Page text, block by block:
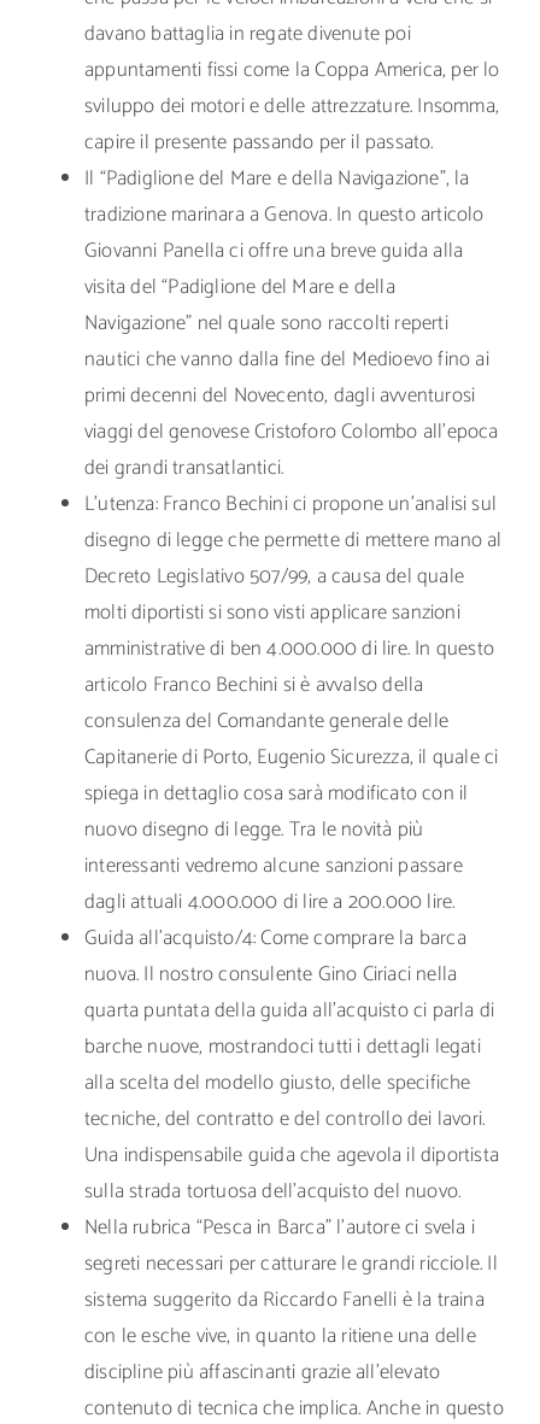
davano battaglia in regate divenute poi
appuntamenti fissi come la Coppa America, per lo
sviluppo dei motori e delle attrezzature. Insomma,
capire il presente passando per il passato.
Il “Padiglione del Mare e della Navigazione”, la
tradizione marinara a Genova. In questo articolo
Giovanni Panella ci offre una breve guida alla
visita del “Padiglione del Mare e della
Navigazione” nel quale sono raccolti reperti
nautici che vanno dalla fine del Medioevo fino ai
primi decenni del Novecento, dagli avventurosi
viaggi del genovese Cristoforo Colombo all’epoca
dei grandi transatlantici.
L’utenza: Franco Bechini ci propone un’analisi sul
disegno di legge che permette di mettere mano al
Decreto Legislativo 507/99, a causa del quale
molti diportisti si sono visti applicare sanzioni
amministrative di ben 4.000.000 di lire. In questo
articolo Franco Bechini si è avvalso della
consulenza del Comandante generale delle
Capitanerie di Porto, Eugenio Sicurezza, il quale ci
spiega in dettaglio cosa sarà modificato con il
nuovo disegno di legge. Tra le novità più
interessanti vedremo alcune sanzioni passare
dagli attuali 4.000.000 di lire a 200.000 lire.
Guida all’acquisto/4: Come comprare la barca
nuova. Il nostro consulente Gino Ciriaci nella
quarta puntata della guida all’acquisto ci parla di
barche nuove, mostrandoci tutti i dettagli legati
alla scelta del modello giusto, delle specifiche
tecniche, del contratto e del controllo dei lavori.
Una indispensabile guida che agevola il diportista
sulla strada tortuosa dell’acquisto del nuovo.
Nella rubrica “Pesca in Barca” l’autore ci svela i
segreti necessari per catturare le grandi ricciole. Il
sistema suggerito da Riccardo Fanelli è la traina
con le esche vive, in quanto la ritiene una delle
discipline più affascinanti grazie all’elevato
contenuto di tecnica che implica. Anche in questo